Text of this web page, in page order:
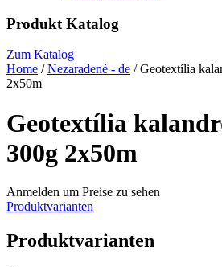
Produkt Katalog
Zum Katalog
Home /Nezaradené - de / Geotextília
2x50m
Geotextília
300g 2x50m
Anmelden um Preise zu sehen
Produktvarianten
Produktvarianten